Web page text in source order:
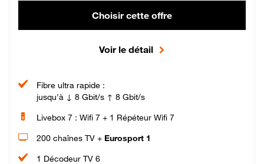
Choisir cette offre
Voir le détail
Fibre ultra rapide :
jusqu'à ↓ 8 Gbit/s ↑ 8 Gbit/s
Livebox 7 : Wifi 7 + 1 Répéteur Wifi 7
200 chaînes TV + Eurosport 1
1 Décodeur TV 6